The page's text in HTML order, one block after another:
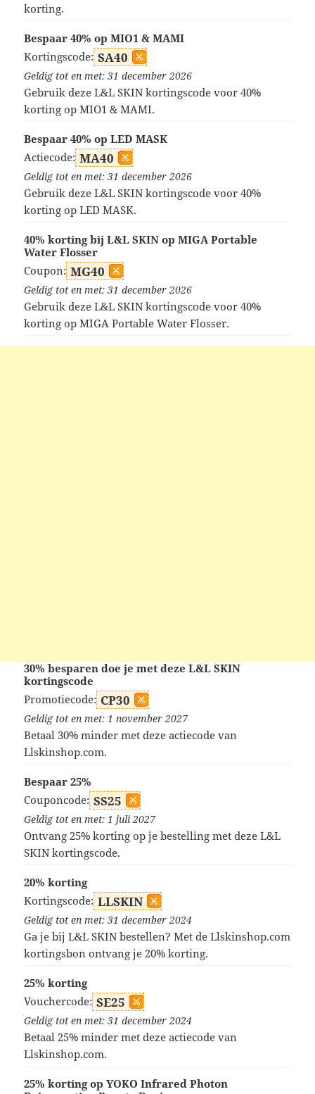
korting.
Bespaar 40% op MIO1 & MAMI
Kortingscode: SA40
Geldig tot en met: 31 december 2026
Gebruik deze L&L SKIN kortingscode voor 40%
korting op MIO1 & MAMI.
Bespaar 40% op LED MASK
Actiecode: MA40
Geldig tot en met: 31 december 2026
Gebruik deze L&L SKIN kortingscode voor 40%
korting op LED MASK.
40% korting bij L&L SKIN op MIGA Portable
Water Flosser
Coupon: MG40
Geldig tot en met: 31 december 2026
Gebruik deze L&L SKIN kortingscode voor 40%
korting op MIGA Portable Water Flosser.
30% besparen doe je met deze L&L SKIN
kortingscode
Promotiecode: CP30
Geldig tot en met: 1 november 2027
Betaal 30% minder met deze actiecode van
Llskinshop.com.
Bespaar 25%
Couponcode: SS25
Geldig tot en met: 1 juli 2027
Ontvang 25% korting op je bestelling met deze L&L
SKIN kortingscode.
20% korting
Kortingscode: LLSKIN
Geldig tot en met: 31 december 2024
Ga je bij L&L SKIN bestellen? Met de Llskinshop.com
kortingsbon ontvang je 20% korting.
25% korting
Vouchercode: SE25
Geldig tot en met: 31 december 2024
Betaal 25% minder met deze actiecode van
Llskinshop.com.
25% korting op YOKO Infrared Photon